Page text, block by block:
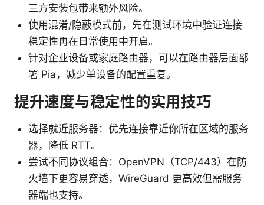
三方安装包带来额外风险。
使用混淆/隐蔽模式前，先在测试环境中验证连接
稳定性再在日常使用中开启。
针对企业设备或家庭路由器，可以在路由器层面部
署 Pia，减少单设备的配置重复。
提升速度与稳定性的实用技巧
选择就近服务器：优先连接靠近你所在区域的服务
器，降低 RTT。
尝试不同协议组合：OpenVPN（TCP/443）在防
火墙下更容易穿透，WireGuard 更高效但需服务
器端也支持。